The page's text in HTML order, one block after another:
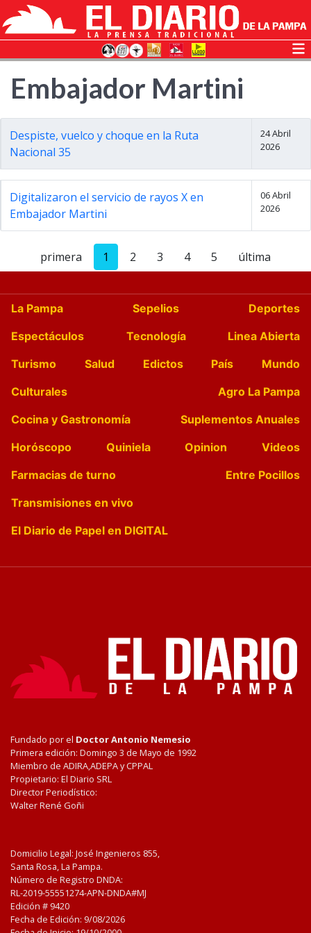
Embajador Martini
Despiste, vuelco y choque en la Ruta
Nacional 35
24 Abril
2026
Digitalizaron el servicio de rayos X en
Embajador Martini
06 Abril
2026
primera 1 2 3 4 5 última
La Pampa Sepelios
Deportes
Espectáculos
Tecnología
Linea Abierta
Turismo
Salud Edictos País
Mundo
Culturales
Agro La Pampa
Cocina y Gastronomía
Suplementos Anuales
Horóscopo
Quiniela Opinion
Videos
Farmacias de turno
Entre Pocillos
Transmisiones en vivo
El Diario de Papel en DIGITAL
Fundado por el Doctor Antonio Nemesio
Primera edición: Domingo 3 de Mayo de 1992
Miembro de ADIRA,ADEPA y CPPAL
Propietario: El Diario SRL
Director Periodístico:
Walter René Goñi
Domicilio Legal: José Ingenieros 855,
Santa Rosa, La Pampa.
Número de Registro DNDA:
RL-2019-55551274-APN-DNDA#MJ
Edición # 9420
Fecha de Edición: 9/08/2026